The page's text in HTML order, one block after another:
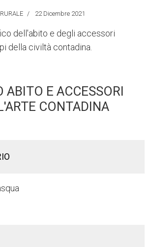
22 Dicembre 2021
dell'abito e degli accessori
della civiltà contadina.
ABITO E ACCESSORI
CONTADINA